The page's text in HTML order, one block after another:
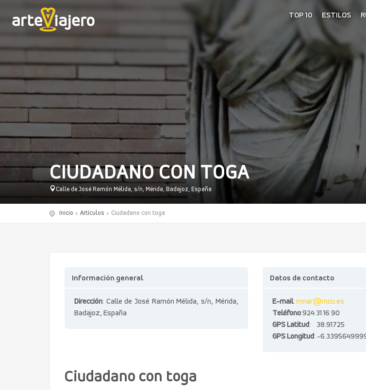
TOP 10 ESTILOS
CIUDADANO CON TOGA
Calle de José Ramón Mélida, s/n, Mérida, Badajoz, España
Inicio Artículos Ciudadano con toga
Información general
Dirección: Calle de José Ramón Mélida, s/n, Mérida,
Badajoz, España
Datos de contacto
E-mail: mnar@mcu.es
Teléfono:924 31 16 90
GPS Latitud: 38.91725
GPS Longitud: -
Ciudadano con toga